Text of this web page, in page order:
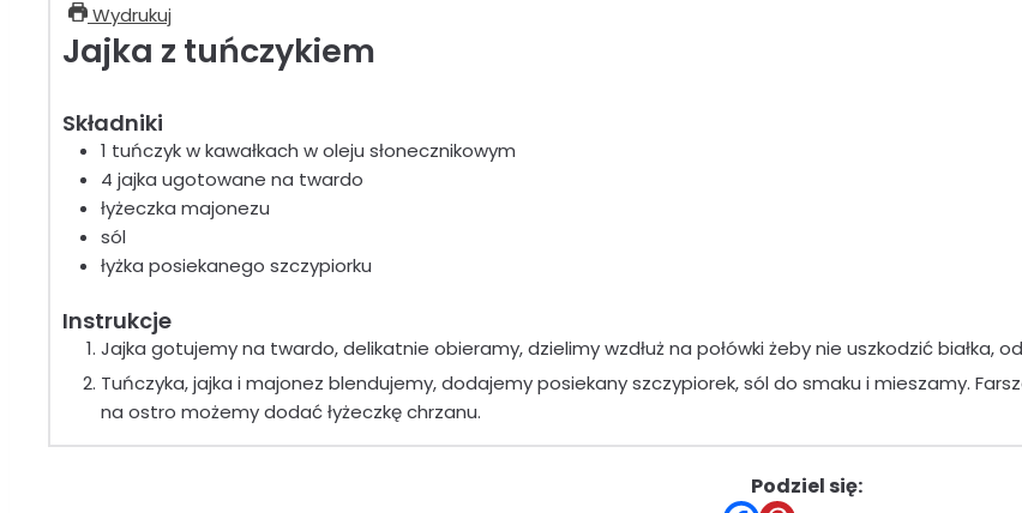
Wydrukuj
Jajka z tuńczykiem
Składniki
1 tuńczyk w kawałkach w oleju słonecznikowym
4 jajka ugotowane na twardo
łyżeczka majonezu
sól
łyżka posiekanego szczypiorku
Instrukcje
Jajka gotujemy na twardo, delikatnie obieramy, dzielimy wzdłuż na połówki żeby nie uszkodzić białka,
Tuńczyka, jajka i majonez blendujemy, dodajemy posiekany szczypiorek, sól do smaku i mieszamy.
na ostro możemy dodać łyżeczkę chrzanu.
Podziel się: